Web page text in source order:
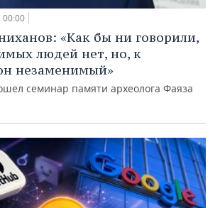
00:00
«Как бы ни говорили,
людей нет, но, к
незаменимый»
семинар памяти археолога Фаяза